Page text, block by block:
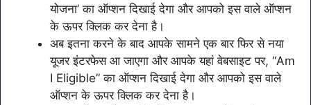
योजना’ का ऑप्शन दिखाई देगा और आपको इस वाले ऑप्शन
के ऊपर क्लिक कर देना है।
अब इतना करने के बाद आपके सामने एक बार फिर से नया
यूजर इंटरफेस आ जाएगा और आपके यहां वेबसाइट पर, “Am
I Eligible” का ऑप्शन दिखाई देगा और आपको इस वाले
ऑप्शन के ऊपर क्लिक कर देना है।